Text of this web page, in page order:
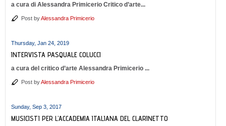
a cura di Alessandra Primicerio Critico d’arte...
Post byAlessandra Primicerio
Thursday, Jan 24, 2019
INTERVISTA PASQUALE COLUCCI
a cura del critico d’arte Alessandra Primicerio ...
Post byAlessandra Primicerio
Sunday, Sep 3, 2017
MUSICISTI PER L'ACCADEMIA ITALIANA DEL CLARINETTO